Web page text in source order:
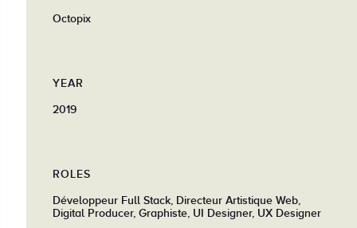
Octopix
YEAR
2019
ROLES
Développeur Full Stack, Directeur Artistique Web,
Digital Producer, Graphiste, UI Designer, UX Designer